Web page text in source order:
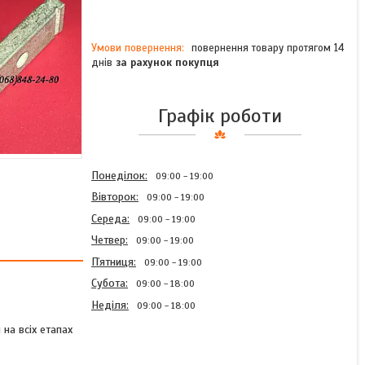
всіх етапах
повернення товару протягом 14
днів за рахунок покупця
Графік роботи
Понеділок 09:00 19:00
Вівторок 09:00 19:00
Середа 09:00 19:00
Четвер 09:00 19:00
Пʼятниця 09:00 19:00
Субота 09:00 18:00
Неділя 09:00 18:00